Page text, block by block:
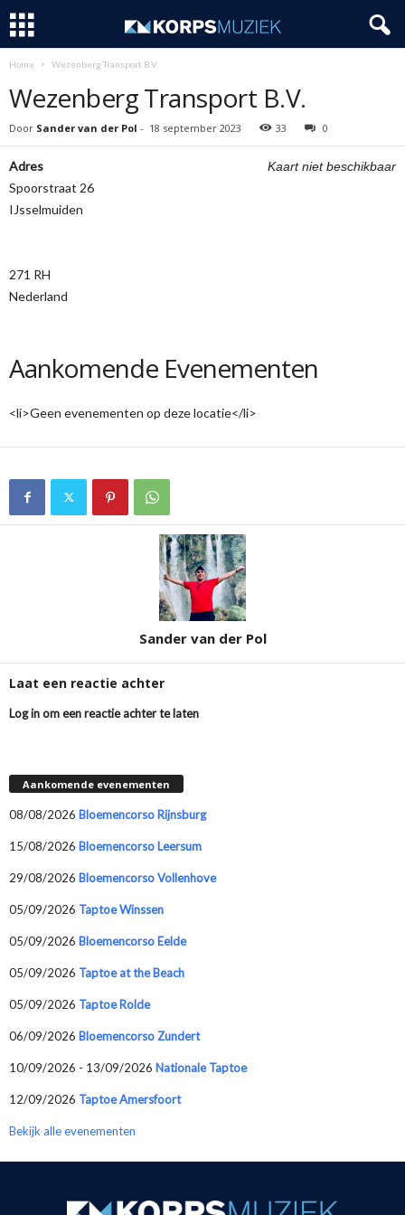
Home Wezenberg Transport B.V.
Wezenberg Transport B.V.
Door Sander van der Pol - 18 september 2023 33 0
Kaart niet beschikbaar
Adres
Spoorstraat 26
IJsselmuiden
271 RH
Nederland
Aankomende Evenementen
<li>Geen evenementen op deze locatie</li>
Sander van der Pol
Laat een reactie achter
Log in om een reactie achter te laten
Aankomende evenementen
08/08/2026 Bloemencorso Rijnsburg
15/08/2026 Bloemencorso Leersum
29/08/2026 Bloemencorso Vollenhove
05/09/2026 Taptoe Winssen
05/09/2026 Bloemencorso Eelde
05/09/2026 Taptoe at the Beach
05/09/2026 Taptoe Rolde
06/09/2026 Bloemencorso Zundert
10/09/2026 - 13/09/2026 Nationale Taptoe
12/09/2026 Taptoe Amersfoort
Bekijk alle evenementen